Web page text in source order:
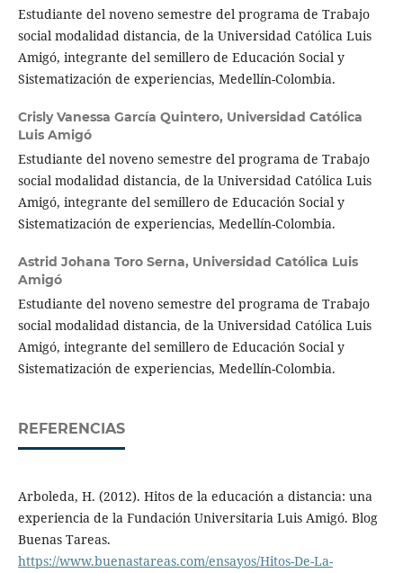
Estudiante del noveno semestre del programa de Trabajo
social modalidad distancia, de la Universidad Católica Luis
Amigó, integrante del semillero de Educación Social y
Sistematización de experiencias, Medellín-Colombia.
Crisly Vanessa García Quintero, Universidad Católica
Luis Amigó
Estudiante del noveno semestre del programa de Trabajo
social modalidad distancia, de la Universidad Católica Luis
Amigó, integrante del semillero de Educación Social y
Sistematización de experiencias, Medellín-Colombia.
Astrid Johana Toro Serna, Universidad Católica Luis
Amigó
Estudiante del noveno semestre del programa de Trabajo
social modalidad distancia, de la Universidad Católica Luis
Amigó, integrante del semillero de Educación Social y
Sistematización de experiencias, Medellín-Colombia.
REFERENCIAS
Arboleda, H. (2012). Hitos de la educación a distancia: una
experiencia de la Fundación Universitaria Luis Amigó. Blog
Buenas Tareas.
https://www.buenastareas.com/ensayos/Hitos-De-La-